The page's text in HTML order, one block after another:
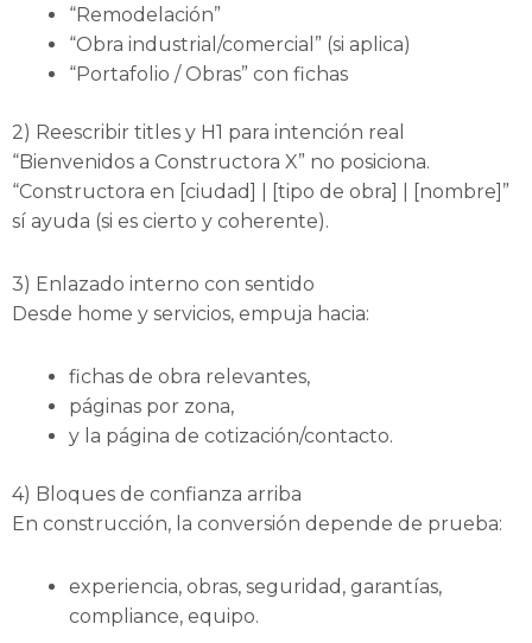
“Remodelación”
“Obra industrial/comercial” (si aplica)
“Portafolio / Obras” con fichas
2) Reescribir titles y H1 para intención real
“Bienvenidos a Constructora X” no posiciona.
“Constructora en [ciudad] | [tipo de obra] | [nombre]”
sí ayuda (si es cierto y coherente).
3) Enlazado interno con sentido
Desde home y servicios, empuja hacia:
fichas de obra relevantes,
páginas por zona,
y la página de cotización/contacto.
4) Bloques de confianza arriba
En construcción, la conversión depende de prueba:
experiencia, obras, seguridad, garantías,
compliance, equipo.